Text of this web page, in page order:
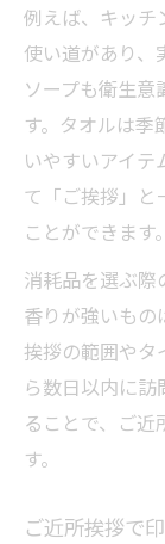
例えば、キッチ
使い道があり、
ソープも衛生意
す。タオルは
いやすいアイテ
て「ご挨拶」と
ことができます。
消耗品を選ぶ際
香りが強いもの
挨拶の範囲やタ
ら数日以内に
ることで、ご近
す。
ご近所挨拶で